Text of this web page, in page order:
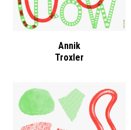
Annik
Troxler